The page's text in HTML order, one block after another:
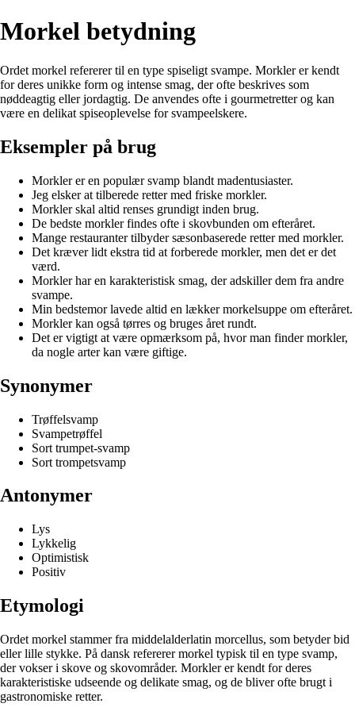
Morkel betydning
Ordet morkel refererer til en type spiseligt svampe. Morkler er kendt
for deres unikke form og intense smag, der ofte beskrives som
nøddeagtig eller jordagtig. De anvendes ofte i gourmetretter og kan
være en delikat spiseoplevelse for svampeelskere.
Eksempler på brug
Morkler er en populær svamp blandt madentusiaster.
Jeg elsker at tilberede retter med friske morkler.
Morkler skal altid renses grundigt inden brug.
De bedste morkler findes ofte i skovbunden om efteråret.
Mange restauranter tilbyder sæsonbaserede retter med morkler.
Det kræver lidt ekstra tid at forberede morkler, men det er det
værd.
Morkler har en karakteristisk smag, der adskiller dem fra andre
svampe.
Min bedstemor lavede altid en lækker morkelsuppe om efteråret.
Morkler kan også tørres og bruges året rundt.
Det er vigtigt at være opmærksom på, hvor man finder morkler,
da nogle arter kan være giftige.
Synonymer
Trøffelsvamp
Svampetrøffel
Sort trumpet-svamp
Sort trompetsvamp
Antonymer
Lys
Lykkelig
Optimistisk
Positiv
Etymologi
Ordet morkel stammer fra middelalderlatin morcellus, som betyder bid
eller lille stykke. På dansk refererer morkel typisk til en type svamp,
der vokser i skove og skovområder. Morkler er kendt for deres
karakteristiske udseende og delikate smag, og de bliver ofte brugt i
gastronomiske retter.